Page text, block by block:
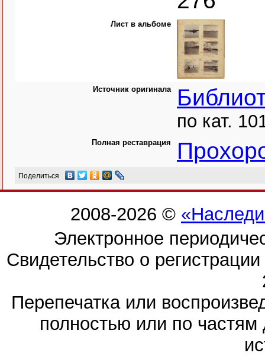
Лист в альбоме
Источник оригинала
по кат.
Полная реставрация
Поделиться
2008-2026 ©
Электронное
Свидетельство о
Перепечатка или
полностью или по частям